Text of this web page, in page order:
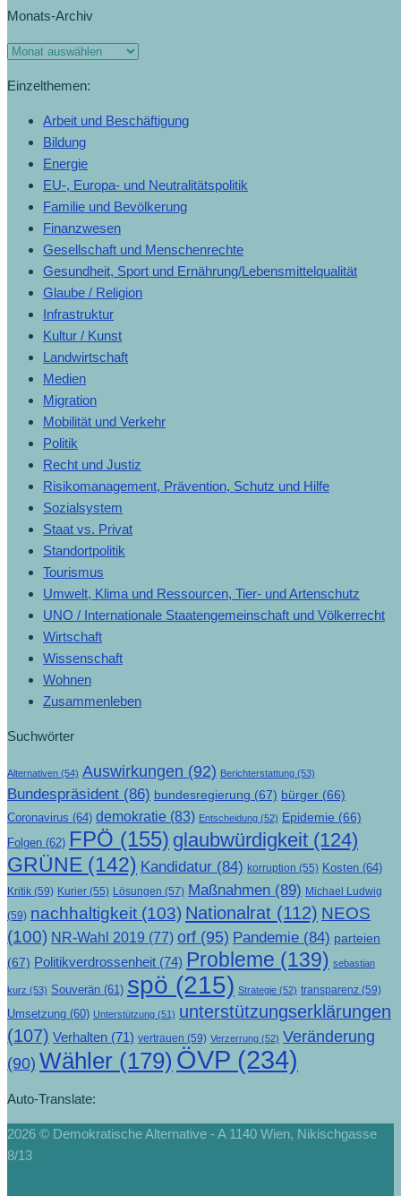
Monats-Archiv
Einzelthemen:
Arbeit und Beschäftigung
Bildung
Energie
EU-, Europa- und Neutralitätspolitik
Familie und Bevölkerung
Finanzwesen
Gesellschaft und Menschenrechte
Gesundheit, Sport und Ernährung/Lebensmittelqualität
Glaube / Religion
Infrastruktur
Kultur / Kunst
Landwirtschaft
Medien
Migration
Mobilität und Verkehr
Politik
Recht und Justiz
Risikomanagement, Prävention, Schutz und Hilfe
Sozialsystem
Staat vs. Privat
Standortpolitik
Tourismus
Umwelt, Klima und Ressourcen, Tier- und Artenschutz
UNO / Internationale Staatengemeinschaft und Völkerrecht
Wirtschaft
Wissenschaft
Wohnen
Zusammenleben
Suchwörter
Alternativen (54) Auswirkungen (92) Berichterstattung (53)
Bundespräsident (86) bundesregierung (67) bürger (66)
Coronavirus (64) demokratie (83) Entscheidung (52) Epidemie (66)
Folgen (62) FPÖ (155) glaubwürdigkeit (124)
GRÜNE (142) Kandidatur (84) korruption (55) Kosten (64)
Kritik (59) Kurier (55) Lösungen (57) Maßnahmen (89) Michael Ludwig
(59) nachhaltigkeit (103) Nationalrat (112) NEOS
(100) NR-Wahl 2019 (77) orf (95) Pandemie (84) parteien
(67) Politikverdrossenheit (74) Probleme (139) sebastian
kurz (53) Souverän (61) spö (215) Strategie (52) transparenz (59)
Umsetzung (60) Unterstützung (51) unterstützungserklärungen
(107) Verhalten (71) vertrauen (59) Verzerrung (52) Veränderung
(90) Wähler (179) ÖVP (234)
Auto-Translate:
2026 © Demokratische Alternative - A 1140 Wien, Nikischgasse
8/13